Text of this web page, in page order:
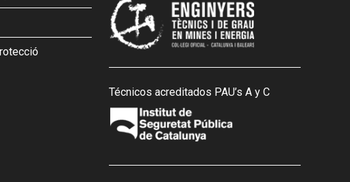
Técnicos acreditados PAU’s A y C